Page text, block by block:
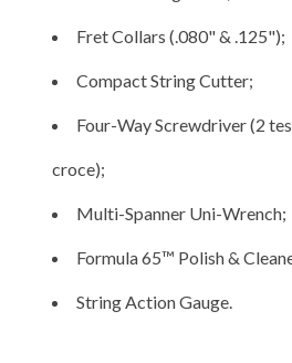
Fret Collars (.080" & .125");
Compact String Cutter;
Four-Way Screwdriver (2
croce);
Multi-Spanner Uni-Wrench;
Formula 65™ Polish &
String Action Gauge.